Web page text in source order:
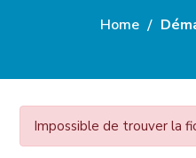
Home
Impossible de trouver la